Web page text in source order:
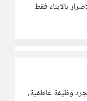
بالابناء فقط
وظيفة عاطفية،